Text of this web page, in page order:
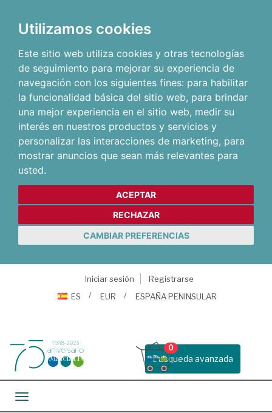
Utilizamos cookies
Este sitio web utiliza cookies y otras tecnologías
de seguimiento para mejorar su experiencia de
navegación con los siguientes fines: para habilitar
la funcionalidad básica del sitio web, para brindar
una mejor experiencia en el sitio web, medir su
interés en nuestros productos y servicios y
personalizar las interacciones de marketing, para
mostrar anuncios que sean más relevantes para
usted.
ACEPTAR
RECHAZAR
CAMBIAR PREFERENCIAS
Iniciar sesión
Registrarse
ES
EUR ESPAÑA PENINSULAR
Busqueda avanzada
0
Toggle navigation